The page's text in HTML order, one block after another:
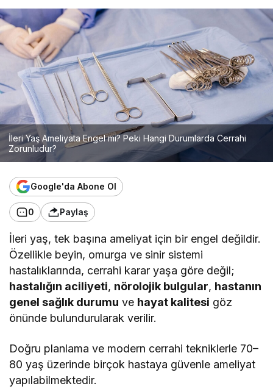
İleri Yaş Ameliyata Engel mi? Peki Hangi Durumlarda Cerrahi
Zorunludur?
Google'da Abone Ol
0 Paylaş
İleri yaş, tek başına ameliyat için bir engel değildir.
Özellikle beyin, omurga ve sinir sistemi
hastalıklarında, cerrahi karar yaşa göre değil;
hastalığın aciliyeti, nörolojik bulgular, hastanın
genel sağlık durumu ve hayat kalitesi göz
önünde bulundurularak verilir.
Doğru planlama ve modern cerrahi tekniklerle 70–
80 yaş üzerinde birçok hastaya güvenle ameliyat
yapılabilmektedir.